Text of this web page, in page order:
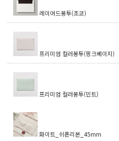
레이어드봉투(초코)
프리미엄 컬러봉투(핑크베이지)
프리미엄 컬러봉투(민트)
화이트_쉬폰리본_45mm